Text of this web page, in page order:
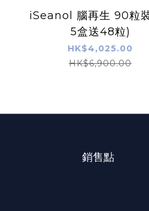
iSeanol 腦再生 90粒
5盒送48粒)
HK$4,025.00
HK$6,900.00
銷售點